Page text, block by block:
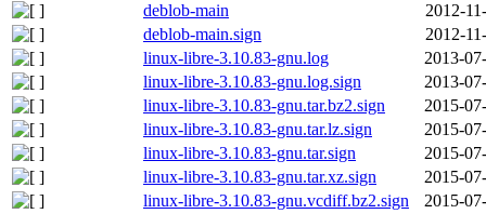
deblob-main
2012-
deblob-main.sign
2012-
linux-libre-3.10.83-gnu.log
2013-
linux-libre-3.10.83-gnu.log.sign
2013-
linux-libre-3.10.83-gnu.tar.bz2.sign
2015-
linux-libre-3.10.83-gnu.tar.lz.sign
2015-
linux-libre-3.10.83-gnu.tar.sign
2015-
linux-libre-3.10.83-gnu.tar.xz.sign
2015-
linux-libre-3.10.83-gnu.vcdiff.bz2.sign
2015-